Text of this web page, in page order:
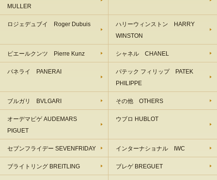
MULLER
ロジェデュブイ Roger Dubuis
ハリーウィンストン HARRY
WINSTON
ピエールクンツ Pierre Kunz シャネル CHANEL
パネライ PANERAI
パテック フィリップ PATEK
PHILIPPE
ブルガリ BVLGARI その他 OTHERS
オーデマピゲ AUDEMARS
PIGUET
ウブロ HUBLOT
セブンフライデー SEVENFRIDAY インターナショナル IWC
ブライトリング BREITLING ブレゲ BREGUET